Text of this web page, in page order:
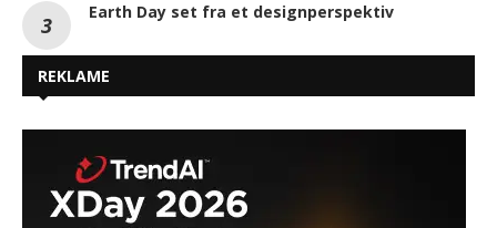
Earth Day set fra et designperspektiv
REKLAME